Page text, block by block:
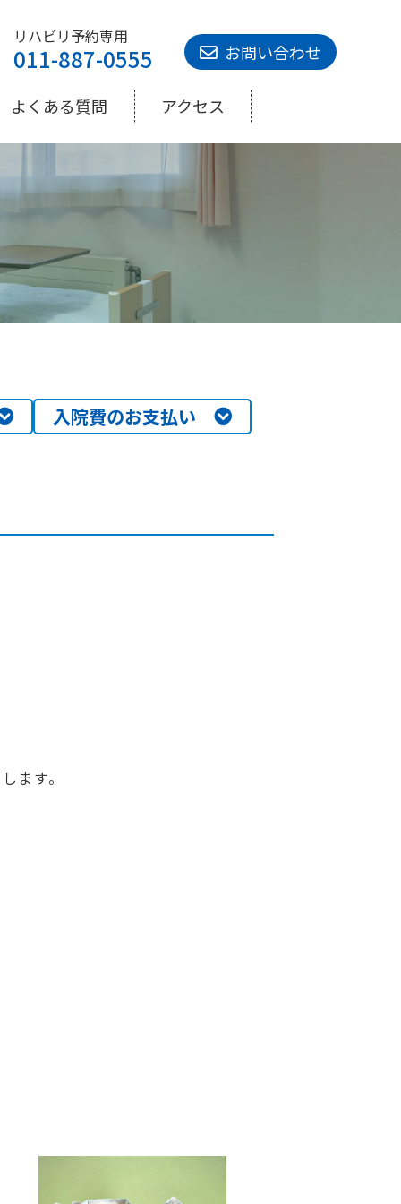
リハビリ予約専用
011-887-0555 お問い合わせ
よくある質問 アクセス
入院費のお支払い
ます。